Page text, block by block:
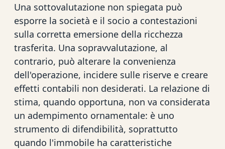
Una sottovalutazione non spiegata può
esporre la società e il socio a contestazioni
sulla corretta emersione della ricchezza
trasferita. Una sopravvalutazione, al
contrario, può alterare la convenienza
dell'operazione, incidere sulle riserve e creare
effetti contabili non desiderati. La relazione di
stima, quando opportuna, non va considerata
un adempimento ornamentale: è uno
strumento di difendibilità, soprattutto
quando l'immobile ha caratteristiche